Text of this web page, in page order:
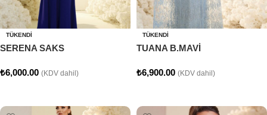
TÜKENDI
SERENA SAKS
₺6,000.00 (KDV dahil)
TÜKENDI
TUANA B.MAVİ
₺6,900.00 (KDV dahil)